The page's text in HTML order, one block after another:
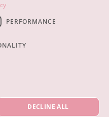
PERFORMANCE
DECLINE ALL